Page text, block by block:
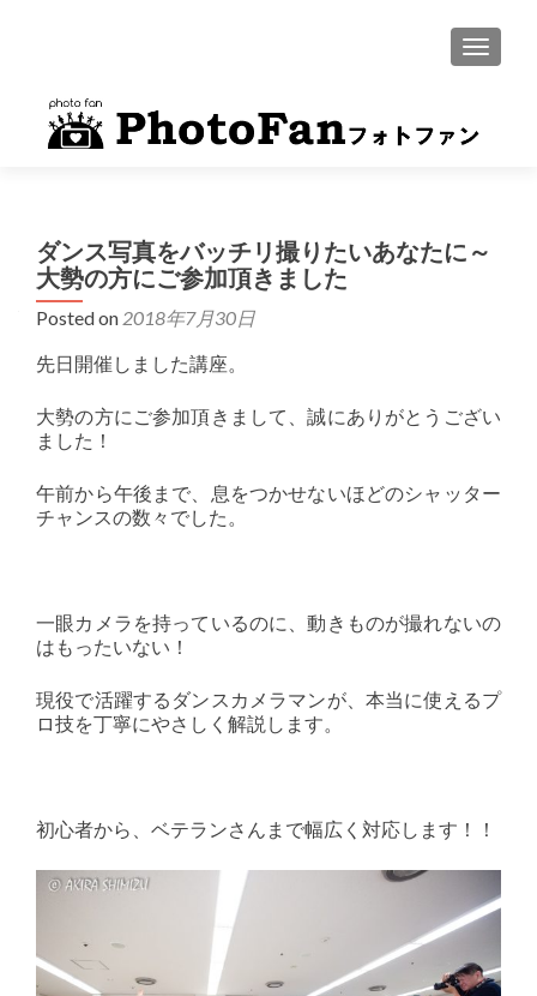
MENU
ダンス写真をバッチリ撮りたいあなたに～
大勢の方にご参加頂きました
Posted on 2018年7月30日
先日開催しました講座。
大勢の方にご参加頂きまして、誠にありがとうござい
ました！
午前から午後まで、息をつかせないほどのシャッター
チャンスの数々でした。
一眼カメラを持っているのに、動きものが撮れないの
はもったいない！
現役で活躍するダンスカメラマンが、本当に使えるプ
ロ技を丁寧にやさしく解説します。
初心者から、ベテランさんまで幅広く対応します！！